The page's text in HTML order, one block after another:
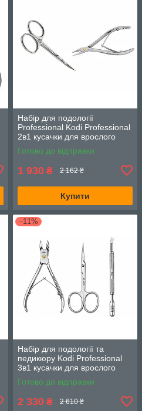
Набір для подології
Professional Kodi Professional
2в1 кусачки для врослого
нігтя NN01 та ножиці SN01
Готово до відправки
1 930 ₴ 2 162 ₴
Купити
–11%
Набір для подології та
педикюру Kodi Professional
3в1 кусачки для врослого
нігтя NN01 ножиці SN01 та
шабер P02
Готово до відправки
2 330 ₴ 2 610 ₴